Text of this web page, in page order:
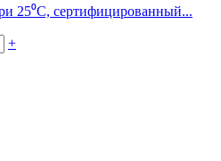
25⁰С, сертифицированный...
+